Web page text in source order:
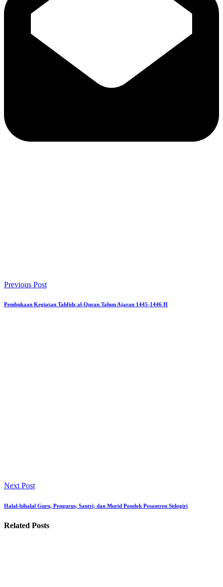
Previous Post
Pembukaan Kegiatan Tahfidz al-Quran Tahun Ajaran 1445-1446 H
Next Post
Halal-bihalal Guru, Pengurus, Santri, dan Murid Pondok Pesantren Sidogiri
Related Posts